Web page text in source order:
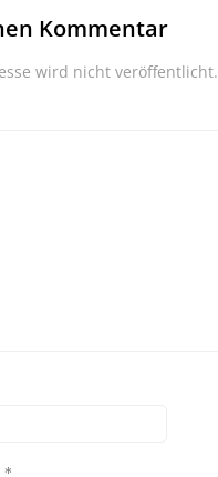
Kommentar
wird nicht veröffentlicht.